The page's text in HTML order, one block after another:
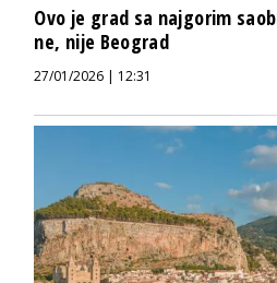
Ovo je grad sa najgorim
ne, nije Beograd
27/01/2026 | 12:31